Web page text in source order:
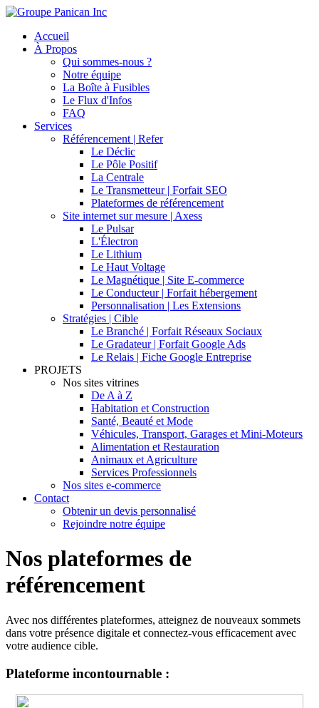
Accueil
À Propos
Qui sommes-nous ?
Notre équipe
La Boîte à Fusibles
Le Flux d'Infos
FAQ
Services
Référencement | Refer
Le Déclic
Le Pôle Positif
La Centrale
Le Transmetteur | Forfait SEO
Plateformes de référencement
Site internet sur mesure | Axess
Le Pulsar
L'Électron
Le Lithium
Le Haut Voltage
Le Magnétique | Site E-commerce
Le Conducteur | Forfait hébergement
Personnalisation | Les Extensions
Stratégies | Cible
Le Branché | Forfait Réseaux Sociaux
Le Gradateur | Forfait Google Ads
Le Relais | Fiche Google Entreprise
PROJETS
Nos sites vitrines
De A à Z
Habitation et Construction
Santé, Beauté et Mode
Véhicules, Transport, Garages et Mini-Moteurs
Alimentation et Restauration
Animaux et Agriculture
Services Professionnels
Nos sites e-commerce
Contact
Obtenir un devis personnalisé
Rejoindre notre équipe
Nos plateformes de
référencement
Avec nos différentes plateformes, atteignez de nouveaux sommets
dans votre présence digitale et connectez-vous efficacement avec
votre audience cible.
Plateforme incontournable :